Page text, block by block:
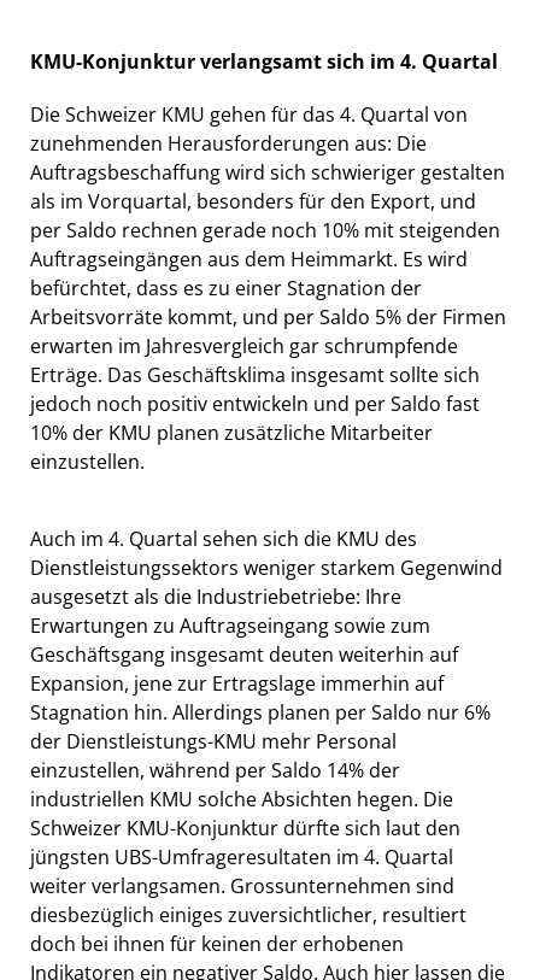
KMU-Konjunktur verlangsamt sich im 4. Quartal
Die Schweizer KMU gehen für das 4. Quartal von
zunehmenden Herausforderungen aus: Die
Auftragsbeschaffung wird sich schwieriger gestalten
als im Vorquartal, besonders für den Export, und
per Saldo rechnen gerade noch 10% mit steigenden
Auftragseingängen aus dem Heimmarkt. Es wird
befürchtet, dass es zu einer Stagnation der
Arbeitsvorräte kommt, und per Saldo 5% der Firmen
erwarten im Jahresvergleich gar schrumpfende
Erträge. Das Geschäftsklima insgesamt sollte sich
jedoch noch positiv entwickeln und per Saldo fast
10% der KMU planen zusätzliche Mitarbeiter
einzustellen.
Auch im 4. Quartal sehen sich die KMU des
Dienstleistungssektors weniger starkem Gegenwind
ausgesetzt als die Industriebetriebe: Ihre
Erwartungen zu Auftragseingang sowie zum
Geschäftsgang insgesamt deuten weiterhin auf
Expansion, jene zur Ertragslage immerhin auf
Stagnation hin. Allerdings planen per Saldo nur 6%
der Dienstleistungs-KMU mehr Personal
einzustellen, während per Saldo 14% der
industriellen KMU solche Absichten hegen. Die
Schweizer KMU-Konjunktur dürfte sich laut den
jüngsten UBS-Umfrageresultaten im 4. Quartal
weiter verlangsamen. Grossunternehmen sind
diesbezüglich einiges zuversichtlicher, resultiert
doch bei ihnen für keinen der erhobenen
Indikatoren ein negativer Saldo. Auch hier lassen die